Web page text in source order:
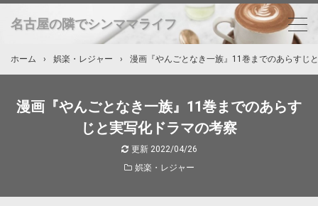
名古屋の隣でシンママライフ
ホーム › 娯楽・レジャー › 漫画『やんごとなき一族』11巻までのあらすじ
漫画『やんごとなき一族』11巻までのあらす
じと実写化ドラマの考察
更新 2022/04/26
娯楽・レジャー